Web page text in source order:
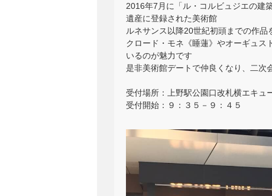
2016年7月に「ル・コルビュジエの
遺産に登録された美術館
ルネサンス以降20世紀初頭までの作
クロード・モネ《睡蓮》やオーギュス
いるのが魅力です
是非美術館デートで仲良くなり、二次
受付場所：上野駅公園口改札横エキュ
受付開始：９：３５－９：４５